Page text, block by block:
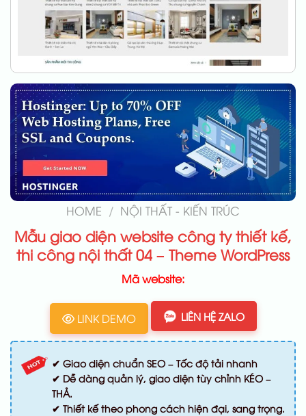
HOME / NỘI THẤT - KIẾN TRÚC
Mẫu giao diện website công ty thiết kế,
thi công nội thất 04 – Theme WordPress
Mã website:
LINK DEMO LIÊN HỆ ZALO
✔ Giao diện chuẩn SEO – Tốc độ tải nhanh
✔ Dễ dàng quản lý, giao diện tùy chỉnh KÉO –
THẢ.
✔ Thiết kế theo phong cách hiện đại, sang trọng.